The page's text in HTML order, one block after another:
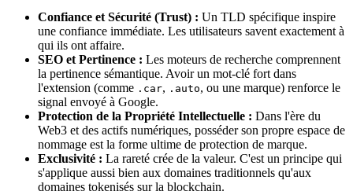
Confiance et Sécurité (Trust) : Un TLD spécifique inspire
une confiance immédiate. Les utilisateurs savent exactement à
qui ils ont affaire.
SEO et Pertinence : Les moteurs de recherche comprennent
la pertinence sémantique. Avoir un mot-clé fort dans
l'extension (comme .car, .auto, ou une marque) renforce le
signal envoyé à Google.
Protection de la Propriété Intellectuelle : Dans l'ère du
Web3 et des actifs numériques, posséder son propre espace de
nommage est la forme ultime de protection de marque.
Exclusivité : La rareté crée de la valeur. C'est un principe qui
s'applique aussi bien aux domaines traditionnels qu'aux
domaines tokenisés sur la blockchain.